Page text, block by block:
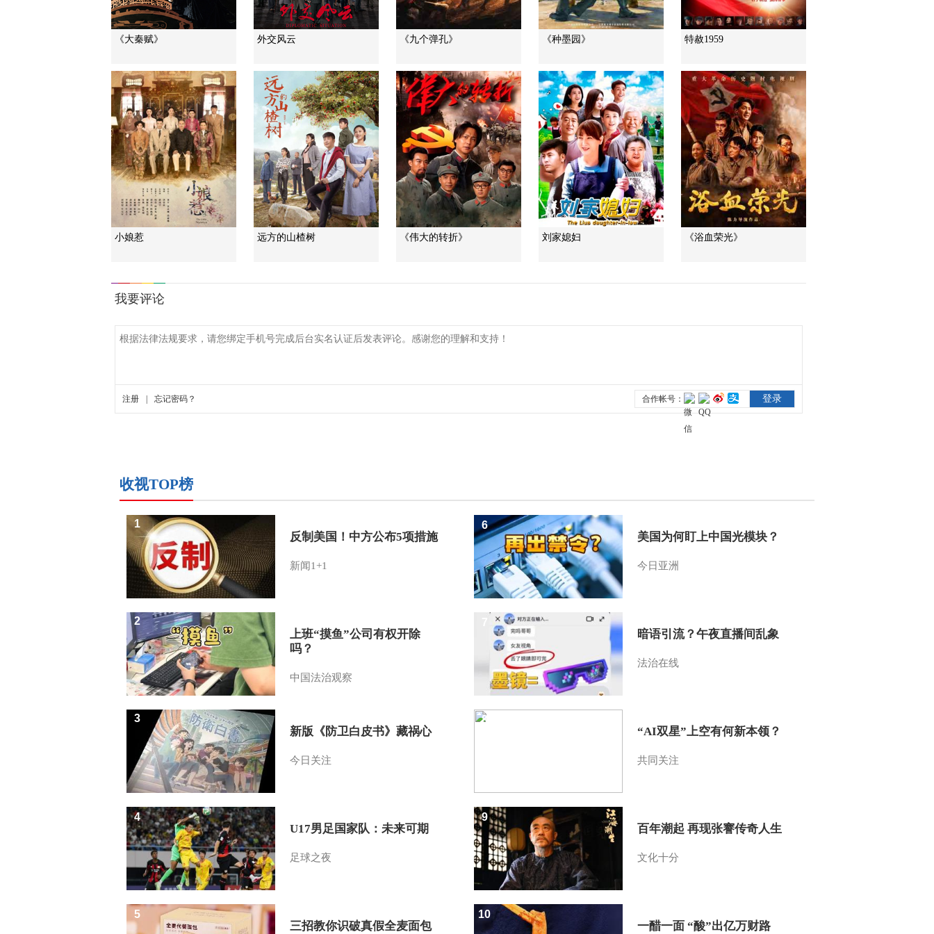
《大秦赋》 外交风云 《九个弹孔》 《种墨园》 特赦1959
小娘惹 远方的山楂树 《伟大的转折》 刘家媳妇 《浴血荣光》
收视TOP榜
反制美国！中方公布5项措施
新闻1+1
1
上班“摸鱼”公司有权开除
吗？
中国法治观察
2
新版《防卫白皮书》藏祸心
今日关注
3
U17男足国家队：未来可期
足球之夜
4
三招教你识破真假全麦面包
5
美国为何盯上中国光模块？
今日亚洲
6
暗语引流？午夜直播间乱象
法治在线
“AI双星”上空有何新本领？
共同关注
8
百年潮起 再现张謇传奇人生
文化十分
9
一醋一面 “酸”出亿万财路
10